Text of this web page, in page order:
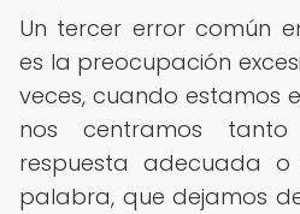
Un tercer error común
es la preocupación
veces, cuando estamos
nos centramos
respuesta adecuada
palabra, que dejamos